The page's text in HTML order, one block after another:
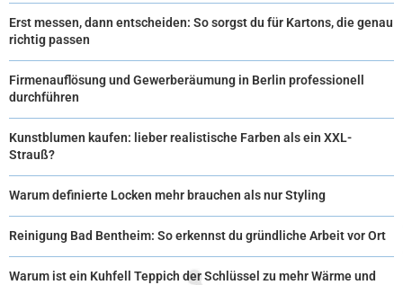
Erst messen, dann entscheiden: So sorgst du für Kartons, die genau
richtig passen
Firmenauflösung und Gewerberäumung in Berlin professionell
durchführen
Kunstblumen kaufen: lieber realistische Farben als ein XXL-
Strauß?
Warum definierte Locken mehr brauchen als nur Styling
Reinigung Bad Bentheim: So erkennst du gründliche Arbeit vor Ort
Warum ist ein Kuhfell Teppich der Schlüssel zu mehr Wärme und